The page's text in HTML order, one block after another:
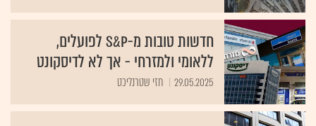
חדשות טובות מ-S&P לפועלים,
ללאומי ולמזרחי - אך לא לדיסקונט
29.05.2025 חזי שטרנליכט